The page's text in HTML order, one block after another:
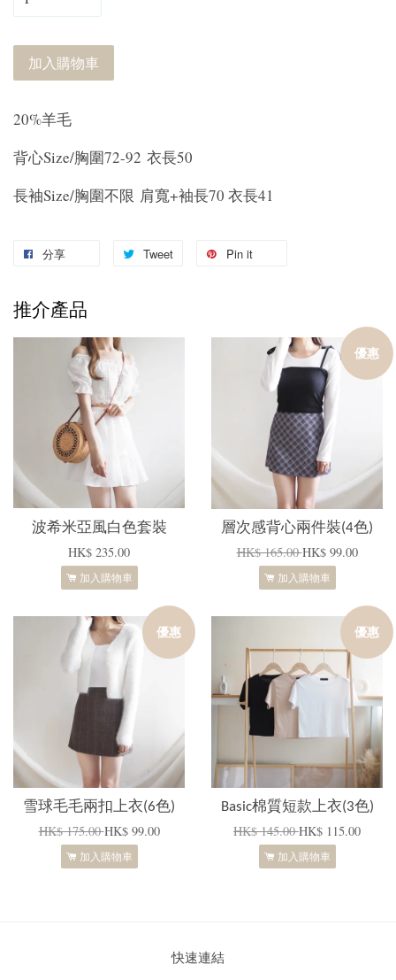
加入購物車
20%羊毛
背心Size/胸圍72-92 衣長50
長袖Size/胸圍不限 肩寬+袖長70 衣長41
分享 Tweet Pin it
推介產品
波希米亞風白色套裝
HK$ 235.00
加入購物車
優惠
層次感背心兩件裝(4色)
HK$ 165.00HK$ 99.00
加入購物車
優惠
雪球毛毛兩扣上衣(6色)
HK$ 175.00HK$ 99.00
加入購物車
優惠
Basic棉質短款上衣(3色)
HK$ 145.00HK$ 115.00
加入購物車
快速連結